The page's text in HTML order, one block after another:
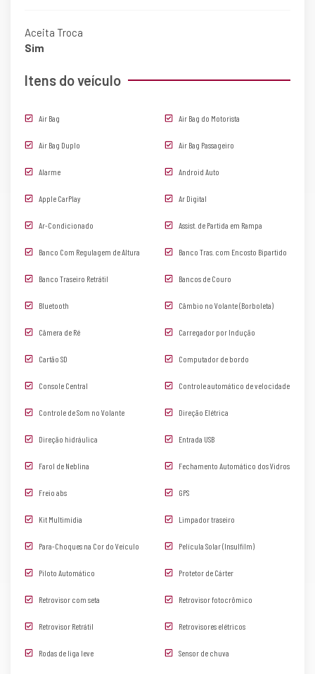
Aceita Troca
Sim
Itens do veículo
Air Bag Air Bag do Motorista
Air Bag Duplo Air Bag Passageiro
Alarme Android Auto
Apple CarPlay Ar Digital
Ar-Condicionado Assist. de Partida em Rampa
Banco Com Regulagem de Altura Banco Tras. com Encosto Bipartido
Banco Traseiro Retrátil Bancos de Couro
Bluetooth Câmbio no Volante (Borboleta)
Câmera de Ré Carregador por Indução
Cartão SD Computador de bordo
Console Central Controle automático de velocidade
Controle de Som no Volante Direção Elétrica
Direção hidráulica Entrada USB
Farol de Neblina Fechamento Automático dos Vidros
Freio abs GPS
Kit Multimídia Limpador traseiro
Para-Choques na Cor do Veículo Película Solar (Insulfilm)
Piloto Automático Protetor de Cárter
Retrovisor com seta Retrovisor fotocrômico
Retrovisor Retrátil Retrovisores elétricos
Rodas de liga leve Sensor de chuva